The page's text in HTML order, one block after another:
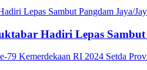
Lepas Sambut Pangdam Jaya/
Hadiri Lepas
79 Kemerdekaan RI 2024 Setda